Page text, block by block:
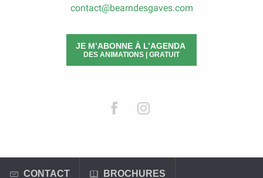
contact@bearndesgaves.com
JE M’ABONNE À L’AGENDA
DES ANIMATIONS | GRATUIT
CONTACT BROCHURES